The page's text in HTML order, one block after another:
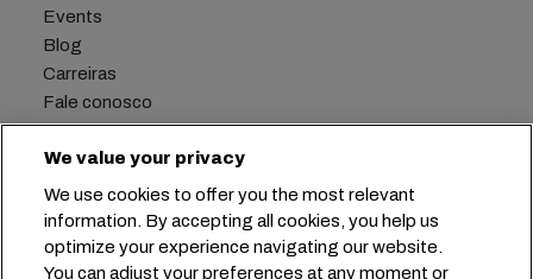
Events
Blog
Carreiras
Fale conosco
Centro de preferências
Matriz +41 227038888
info@msc.com
Chemin Rieu 12, 1208 Geneva
Switzerland
We value your privacy
We use cookies to offer you the most relevant
information. By accepting all cookies, you help us
optimize your experience navigating our website.
You can adjust your preferences at any moment or